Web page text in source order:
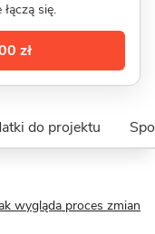
się.
zł
do projektu
wygląda proces zmian